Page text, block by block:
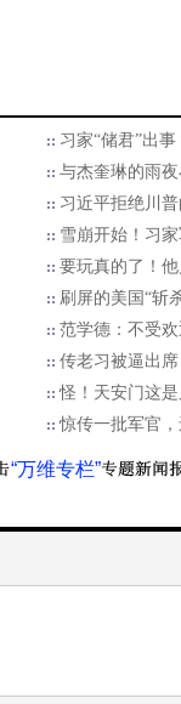
习家“储君”出
与杰奎琳的雨
习近平拒绝川普
雪崩开始！习
要玩真的了！
刷屏的美国“斩
范学德：不受
传老习被逼出
怪！天安门这
惊传一批军官
“万维专栏”